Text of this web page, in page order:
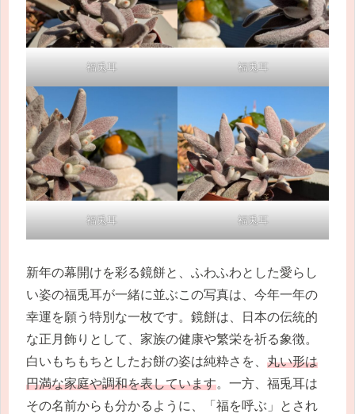
福兎耳 福兎耳
福兎耳 福兎耳
新年の幕開けを彩る鏡餅と、ふわふわとした愛らし
い姿の福兎耳が一緒に並ぶこの写真は、今年一年の
幸運を願う特別な一枚です。鏡餅は、日本の伝統的
な正月飾りとして、家族の健康や繁栄を祈る象徴。
白いもちもちとしたお餅の姿は純粋さを、 丸い形は
円満な家庭や調和を表しています。一方、福兎耳は
その名前からも分かるように、「福を呼ぶ」とされ